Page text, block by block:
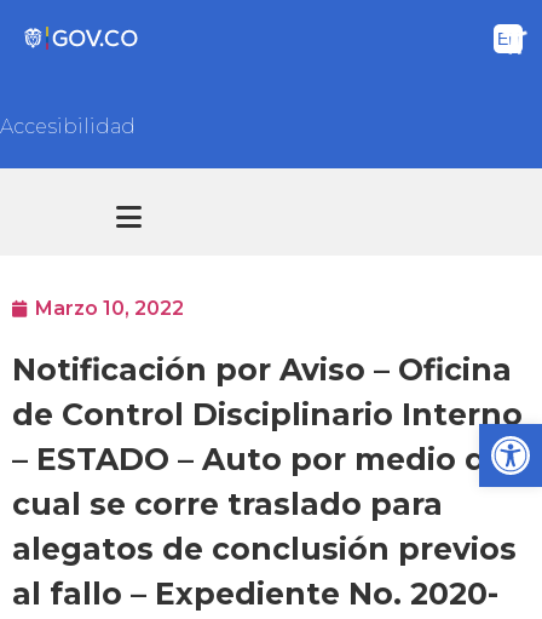
Accesibilidad
Marzo 10, 2022
Notificación por Aviso – Oficina
de Control Disciplinario Interno
– ESTADO – Auto por medio del
cual se corre traslado para
alegatos de conclusión previos
al fallo – Expediente No. 2020-